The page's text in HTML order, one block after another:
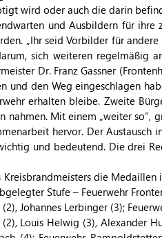
wird oder auch die darin
und Ausbildern für
„Ihr seid Vorbilder für
sich weiteren regelmäßig
Dr. Franz Gassner
den Weg eingeschlagen
erhalten bleibe. Zweite
Mit einem „weiter so“,
hervor. Der Austausch
und bedeutend. Die drei
die
Stufe – Feuerwehr
Johannes Lerbinger (3);
Louis Helwig (3), Alexander